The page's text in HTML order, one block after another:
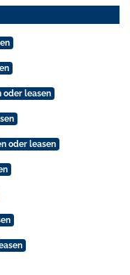
oder leasen
oder leasen